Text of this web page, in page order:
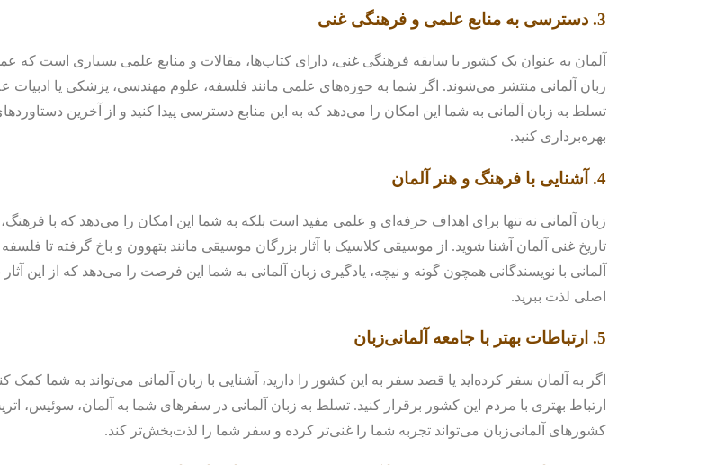
3. دسترسی به منابع علمی و فرهنگی غنی
آلمان به عنوان یک کشور با سابقه فرهنگی غنی، دارای کتاب‌ها، مقالات و منابع علمی بسیاری است که
زبان آلمانی منتشر می‌شوند. اگر شما به حوزه‌های علمی مانند فلسفه، علوم مهندسی، پزشکی یا ادبیات
تسلط به زبان آلمانی به شما این امکان را می‌دهد که به این منابع دسترسی پیدا کنید و از آخرین
بهره‌برداری کنید.
4. آشنایی با فرهنگ و هنر آلمان
زبان آلمانی نه تنها برای اهداف حرفه‌ای و علمی مفید است بلکه به شما این امکان را می‌دهد که با
تاریخ غنی آلمان آشنا شوید. از موسیقی کلاسیک با آثار بزرگان موسیقی مانند بتهوون و باخ گرفته تا فلسفه
آلمانی با نویسندگانی همچون گوته و نیچه، یادگیری زبان آلمانی به شما این فرصت را می‌دهد که از این آثار
اصلی لذت ببرید.
5. ارتباطات بهتر با جامعه آلمانی‌زبان
اگر به آلمان سفر کرده‌اید یا قصد سفر به این کشور را دارید، آشنایی با زبان آلمانی می‌تواند به شما کمک
ارتباط بهتری با مردم این کشور برقرار کنید. تسلط به زبان آلمانی در سفرهای شما به آلمان، سوئیس،
کشورهای آلمانی‌زبان می‌تواند تجربه شما را غنی‌تر کرده و سفر شما را لذت‌بخش‌تر کند.